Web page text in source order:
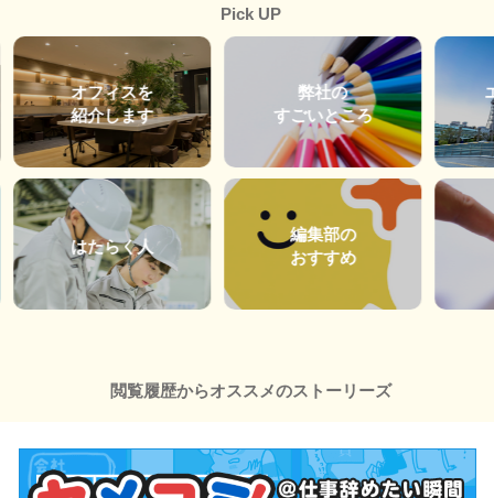
Pick UP
オフィスを
紹介します
はたらく人
弊社の
すごいところ
編集部の
おすすめ
閲覧履歴からオススメのストーリーズ